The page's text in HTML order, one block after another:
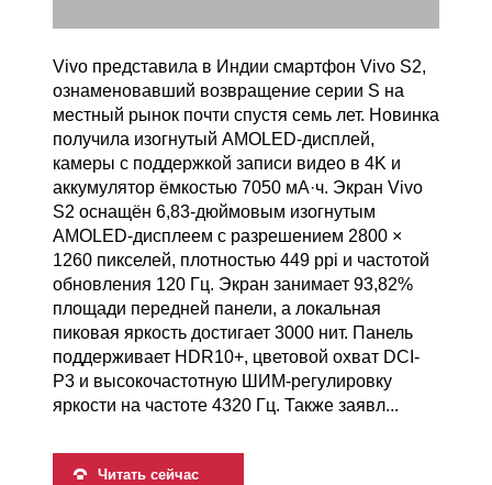
Vivo представила в Индии смартфон Vivo S2,
ознаменовавший возвращение серии S на
местный рынок почти спустя семь лет. Новинка
получила изогнутый AMOLED-дисплей,
камеры с поддержкой записи видео в 4K и
аккумулятор ёмкостью 7050 мА·ч. Экран Vivo
S2 оснащён 6,83-дюймовым изогнутым
AMOLED-дисплеем с разрешением 2800 ×
1260 пикселей, плотностью 449 ppi и частотой
обновления 120 Гц. Экран занимает 93,82%
площади передней панели, а локальная
пиковая яркость достигает 3000 нит. Панель
поддерживает HDR10+, цветовой охват DCI-
P3 и высокочастотную ШИМ-регулировку
яркости на частоте 4320 Гц. Также заявл...
Читать сейчас